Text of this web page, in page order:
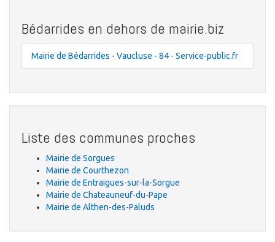
Bédarrides en dehors de mairie.biz
Mairie de Bédarrides - Vaucluse - 84 - Service-public.fr
Liste des communes proches
Mairie de Sorgues
Mairie de Courthezon
Mairie de Entraigues-sur-la-Sorgue
Mairie de Chateauneuf-du-Pape
Mairie de Althen-des-Paluds